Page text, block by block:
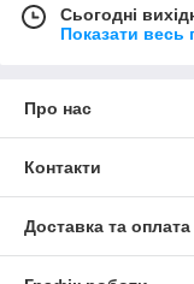
Сьогодні
Показати весь
Про нас
Контакти
Доставка та оплата